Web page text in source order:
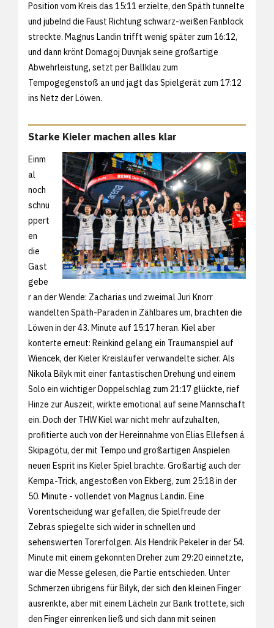
Position vom Kreis das 15:11 erzielte, den Späth tunnelte
und jubelnd die Faust Richtung schwarz-weißen Fanblock
streckte. Magnus Landin trifft wenig später zum 16:12,
und dann krönt Domagoj Duvnjak seine großartige
Abwehrleistung, setzt per Ballklau zum
Tempogegenstoß an und jagt das Spielgerät zum 17:12
ins Netz der Löwen.
Starke Kieler machen alles klar
Einm
al
noch
schnu
ppert
en
die
Gast
gebe
r an der Wende: Zacharias und zweimal Juri Knorr
wandelten Späth-Paraden in Zählbares um, brachten die
Löwen in der 43. Minute auf 15:17 heran. Kiel aber
konterte erneut: Reinkind gelang ein Traumanspiel auf
Wiencek, der Kieler Kreisläufer verwandelte sicher. Als
Nikola Bilyk mit einer fantastischen Drehung und einem
Solo ein wichtiger Doppelschlag zum 21:17 glückte, rief
Hinze zur Auszeit, wirkte emotional auf seine Mannschaft
ein. Doch der THW Kiel war nicht mehr aufzuhalten,
profitierte auch von der Hereinnahme von Elias Ellefsen á
Skipagötu, der mit Tempo und großartigen Anspielen
neuen Esprit ins Kieler Spiel brachte. Großartig auch der
Kempa-Trick, angestoßen von Ekberg, zum 25:18 in der
50. Minute - vollendet von Magnus Landin. Eine
Vorentscheidung war gefallen, die Spielfreude der
Zebras spiegelte sich wider in schnellen und
sehenswerten Torerfolgen. Als Hendrik Pekeler in der 54.
Minute mit einem gekonnten Dreher zum 29:20 einnetzte,
war die Messe gelesen, die Partie entschieden. Unter
Schmerzen übrigens für Bilyk, der sich den kleinen Finger
ausrenkte, aber mit einem Lächeln zur Bank trottete, sich
den Finger einrenken ließ und sich dann mit seinen